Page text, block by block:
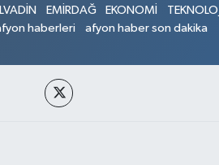
EMİRDAĞ EKONOMİ TEKNOLOJİ
haberleri afyon haber son dakika